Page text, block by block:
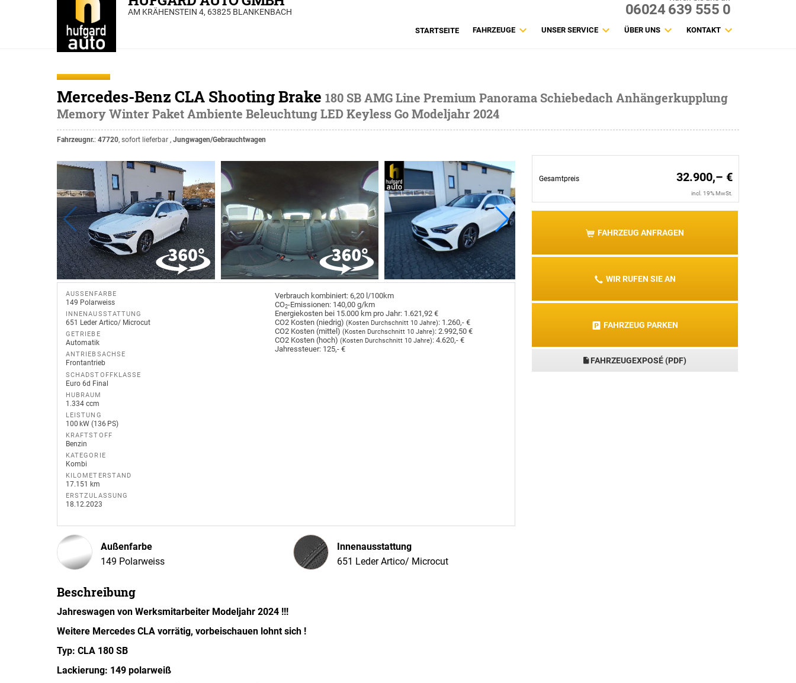
AM KRÄHENSTEIN 4, 63825 BLANKENBACH 06024 639 555 0
STARTSEITE FAHRZEUGE UNSER SERVICE ÜBER UNS KONTAKT
Mercedes-Benz CLA Shooting Brake 180 SB AMG Line Premium Panorama Schiebedach Anhängerkupplung
Memory Winter Paket Ambiente Beleuchtung LED Keyless Go Modeljahr 2024
Fahrzeugnr.: 47720, sofort lieferbar , Jungwagen/Gebrauchtwagen
Gesamtpreis 32.900,– €
incl. 19% MwSt.
FAHRZEUG ANFRAGEN
WIR RUFEN SIE AN
FAHRZEUG PARKEN
FAHRZEUGEXPOSÉ (PDF)
AUSSENFARBE
149 Polarweiss
INNENAUSSTATTUNG
651 Leder Artico/ Microcut
GETRIEBE
Automatik
ANTRIEBSACHSE
Frontantrieb
SCHADSTOFFKLASSE
Euro 6d Final
HUBRAUM
1.334 ccm
LEISTUNG
100 kW (136 PS)
KRAFTSTOFF
Benzin
KATEGORIE
Kombi
KILOMETERSTAND
17.151 km
ERSTZULASSUNG
18.12.2023
Verbrauch kombiniert: 6,20 l/100km
CO2-Emissionen: 140,00 g/km
Energiekosten bei 15.000 km pro Jahr: 1.621,92 €
CO2 Kosten (niedrig)(Kosten Durchschnitt 10 Jahre): 1.260,- €
CO2 Kosten (mittel)(Kosten Durchschnitt 10 Jahre): 2.992,50 €
CO2 Kosten (hoch)(Kosten Durchschnitt 10 Jahre): 4.620,- €
Jahressteuer: 125,- €
Außenfarbe
149 Polarweiss
Innenausstattung
Innenausstattung
651 Leder Artico/ Microcut
Beschreibung
Jahreswagen von Werksmitarbeiter Modeljahr 2024 !!!
Weitere Mercedes CLA vorrätig, vorbeischauen lohnt sich !
Typ: CLA 180 SB
Lackierung: 149 polarweiß